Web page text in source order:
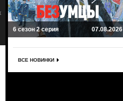
Stargate: Universe
Приключенческий, Фантастика, Боевик
6 сезон 2 серия 07.08.2026
ВСЕ НОВИНКИ